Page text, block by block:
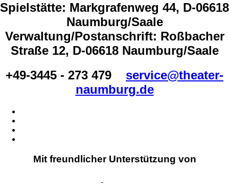
Spielstätte: Markgrafenweg 44, D-06618
Naumburg/Saale
Verwaltung/Postanschrift: Roßbacher
Straße 12, D-06618 Naumburg/Saale
+49-3445 - 273 479
service@theater-
naumburg.de
Mit freundlicher Unterstützung von